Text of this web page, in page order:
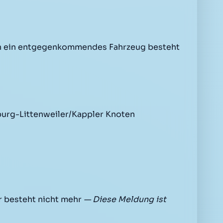
entgegenkommendes Fahrzeug besteht
Littenweiler/Kappler Knoten
besteht nicht mehr — Diese Meldung ist